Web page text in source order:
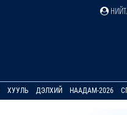
ХУУЛЬ ДЭЛХИЙ НААДАМ-2026